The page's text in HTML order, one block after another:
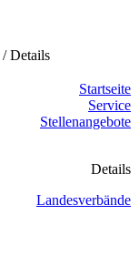
/Details
Startseite
Service
Stellenangebote
Details
Landesverbände